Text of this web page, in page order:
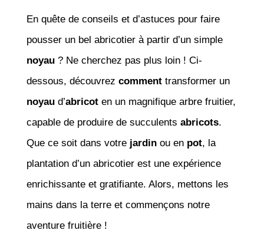
En quête de conseils et d’astuces pour faire
pousser un bel abricotier à partir d’un simple
noyau? Ne cherchez pas plus loin ! Ci-
dessous, découvrez commenttransformer un
noyaud’abricoten un magnifique arbre fruitier,
capable de produire de succulents abricots.
Que ce soit dans votre jardinou en pot, la
plantation d’un abricotier est une expérience
enrichissante et gratifiante. Alors, mettons les
mains dans la terre et commençons notre
aventure fruitière !